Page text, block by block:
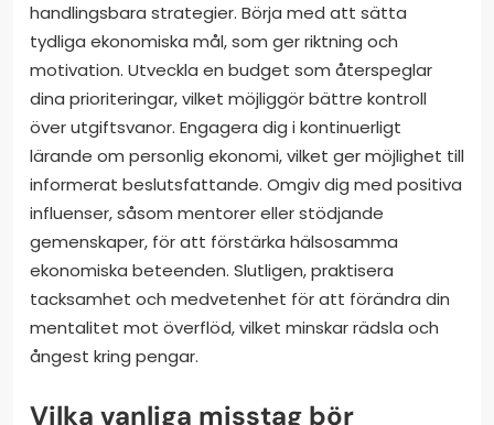
handlingsbara strategier. Börja med att sätta
tydliga ekonomiska mål, som ger riktning och
motivation. Utveckla en budget som återspeglar
dina prioriteringar, vilket möjliggör bättre kontroll
över utgiftsvanor. Engagera dig i kontinuerligt
lärande om personlig ekonomi, vilket ger möjlighet till
informerat beslutsfattande. Omgiv dig med positiva
influenser, såsom mentorer eller stödjande
gemenskaper, för att förstärka hälsosamma
ekonomiska beteenden. Slutligen, praktisera
tacksamhet och medvetenhet för att förändra din
mentalitet mot överflöd, vilket minskar rädsla och
ångest kring pengar.
Vilka vanliga misstag bör